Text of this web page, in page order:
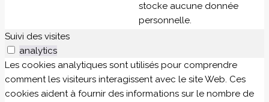
stocke aucune donnée
personnelle.
Suivi des visites
analytics
Les cookies analytiques sont utilisés pour comprendre
comment les visiteurs interagissent avec le site Web. Ces
cookies aident à fournir des informations sur le nombre de